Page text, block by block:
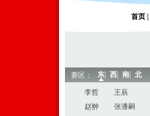
首页|
赛区： 东 西 南 北
李哲
王辰
赵翀
张潘嗣